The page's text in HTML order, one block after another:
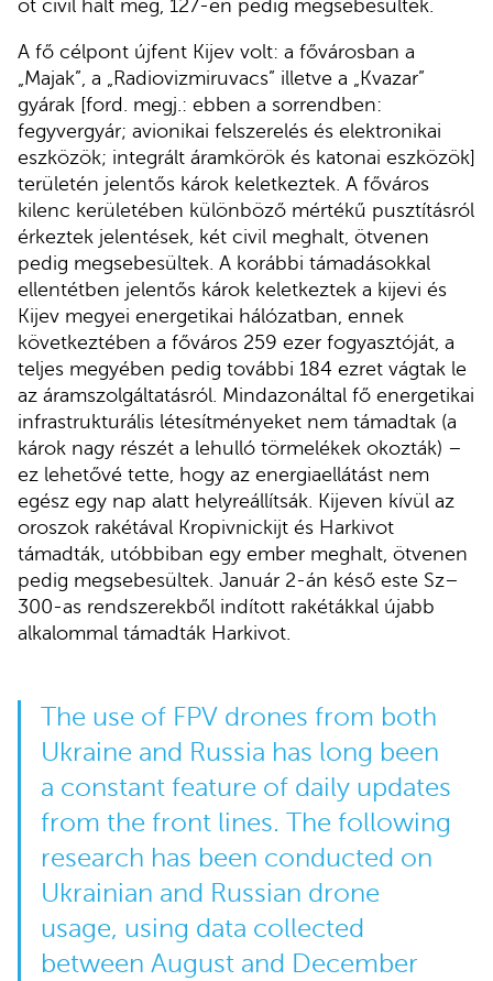
öt civil halt meg, 127-en pedig megsebesültek.
A fő célpont újfent Kijev volt: a fővárosban a
„Majak”, a „Radiovizmiruvacs” illetve a „Kvazar”
gyárak [ford. megj.: ebben a sorrendben:
fegyvergyár; avionikai felszerelés és elektronikai
eszközök; integrált áramkörök és katonai eszközök]
területén jelentős károk keletkeztek. A főváros
kilenc kerületében különböző mértékű pusztításról
érkeztek jelentések, két civil meghalt, ötvenen
pedig megsebesültek. A korábbi támadásokkal
ellentétben jelentős károk keletkeztek a kijevi és
Kijev megyei energetikai hálózatban, ennek
következtében a főváros 259 ezer fogyasztóját, a
teljes megyében pedig további 184 ezret vágtak le
az áramszolgáltatásról. Mindazonáltal fő energetikai
infrastrukturális létesítményeket nem támadtak (a
károk nagy részét a lehulló törmelékek okozták) –
ez lehetővé tette, hogy az energiaellátást nem
egész egy nap alatt helyreállítsák. Kijeven kívül az
oroszok rakétával Kropivnickijt és Harkivot
támadták, utóbbiban egy ember meghalt, ötvenen
pedig megsebesültek. Január 2-án késő este Sz–
300-as rendszerekből indított rakétákkal újabb
alkalommal támadták Harkivot.
The use of FPV drones from both
Ukraine and Russia has long been
a constant feature of daily updates
from the front lines. The following
research has been conducted on
Ukrainian and Russian drone
usage, using data collected
between August and December